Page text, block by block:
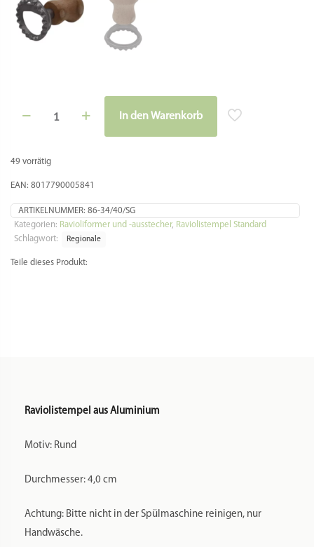
49 vorrätig
4
Menge
In den Warenkorb
EAN: 8017790005841
ARTIKELNUMMER: 86-34/40/SG
Kategorien: Ravioliformer und -ausstecher, Raviolistempel Standard
Schlagwort:
Regionale
Teile dieses Produkt:
Raviolistempel aus Aluminium
Motiv: Rund
Durchmesser: 4,0 cm
Achtung: Bitte nicht in der Spülmaschine reinigen, nur
Handwäsche.